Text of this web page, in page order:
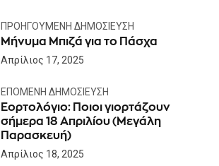
ΠΡΟΗΓΟΎΜΕΝΗ ΔΗΜΟΣΊΕΥΣΗ
Μήνυμα Μπιζά για το Πάσχα
Απρίλιος 17, 2025
ΕΠΌΜΕΝΗ ΔΗΜΟΣΊΕΥΣΗ
Εορτολόγιο: Ποιοι γιορτάζουν
σήμερα 18 Απριλίου (Μεγάλη
Παρασκευή)
Απρίλιος 18, 2025